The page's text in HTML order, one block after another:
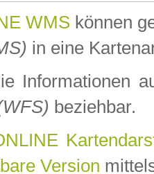
WMS können
in eine
Informationen
beziehbar.
Version